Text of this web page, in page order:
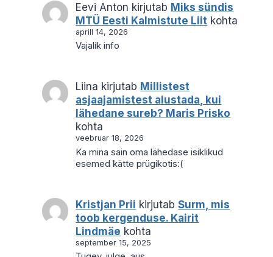
Eevi Anton kirjutab Miks sündis
MTÜ Eesti Kalmistute Liit kohta
aprill 14, 2026
Vajalik info
Liina kirjutab Millistest
asjaajamistest alustada, kui
lähedane sureb? Maris Prisko
kohta
veebruar 18, 2026
Ka mina sain oma lähedase isiklikud
esemed kätte prügikotis:(
Kristjan Prii kirjutabSurm, mis
toob kergenduse. Kairit
Lindmäe kohta
september 15, 2025